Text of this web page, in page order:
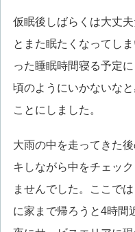
仮眠後しばらくは大丈
とまた眠たくなってし
った睡眠時間寝る予定
頃のようにいかないな
ことにしました。
大雨の中を走ってきた
キしながら中をチェッ
ませんでした。ここで
に家まで帰ろうと4時間